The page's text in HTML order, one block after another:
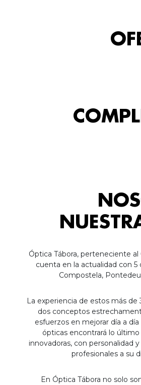
Óptica Tábora, perteneciente
cuenta en la actualidad con
Compostela,
La experiencia de estos más
dos conceptos
esfuerzos en mejorar día a día
ópticas encontrará lo
innovadoras, con personalidad
profesionales a su
En Óptica Tábora no solo